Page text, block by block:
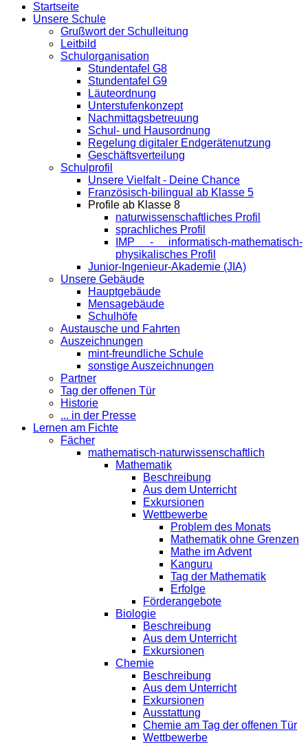
Startseite
Unsere Schule
Grußwort der Schulleitung
Leitbild
Schulorganisation
Stundentafel G8
Stundentafel G9
Läuteordnung
Unterstufenkonzept
Nachmittagsbetreuung
Schul- und Hausordnung
Regelung digitaler Endgeräte­nutzung
Geschäftsverteilung
Schulprofil
Unsere Vielfalt - Deine Chance
Französisch-bilingual ab Klasse 5
Profile ab Klasse 8
naturwissenschaftliches Profil
sprachliches Profil
IMP - informatisch-mathematisch-
physikalisches Profil
Junior-Ingenieur-Akademie (JIA)
Unsere Gebäude
Hauptgebäude
Mensagebäude
Schulhöfe
Austausche und Fahrten
Auszeichnungen
mint-freundliche Schule
sonstige Auszeichnungen
Partner
Tag der offenen Tür
Historie
... in der Presse
Lernen am Fichte
Fächer
mathematisch-naturwissenschaftlich
Mathematik
Beschreibung
Aus dem Unterricht
Exkursionen
Wettbewerbe
Problem des Monats
Mathematik ohne Grenzen
Mathe im Advent
Kanguru
Tag der Mathematik
Erfolge
Förderangebote
Biologie
Beschreibung
Aus dem Unterricht
Exkursionen
Chemie
Beschreibung
Aus dem Unterricht
Exkursionen
Ausstattung
Chemie am Tag der offenen Tür
Wettbewerbe